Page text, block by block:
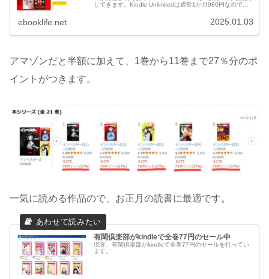
しできます。Kindle Unlimitedは通常1か月980円なので、
ebooklife.net 2025.01.03
アマゾンだと半額に加えて、1巻から11巻まで27％分のポ
イントがつきます。
一気に読める作品ので、お正月の読書に最適です。
有閑倶楽部がkindleで全巻77円のセール中
現在、有閑倶楽部がkindleで全巻77円のセールを行ってい
ます。